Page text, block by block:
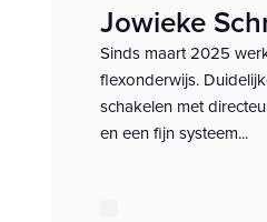
Jowieke
Sinds maart 2025
flexonderwijs.
schakelen met
en een fijn systeem...